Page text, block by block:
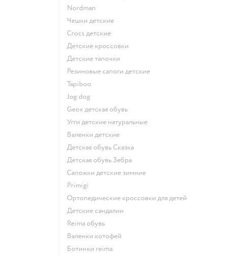
Nordman
Чешки детские
Crocs детские
Детские кроссовки
Детские тапочки
Резиновые сапоги детские
Tapiboo
Jog dog
Geox детская обувь
Угги детские натуральные
Валенки детские
Детская обувь Сказка
Детская обувь Зебра
Сапожки детские зимние
Primigi
Ортопедические кроссовки для детей
Детские сандалии
Reima обувь
Валенки котофей
Ботинки reima